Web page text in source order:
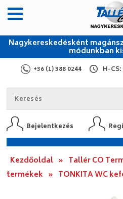
Nagykereskedésként
módunkban
+36 (1) 388 0244 H-
Bejelentkezés
Kezdőoldal » Tallér CO
termékek » TONKITA WC